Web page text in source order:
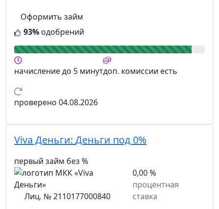
93% одобрений
Оформить займ
начислениедо 5 минутдоп. комиссии есть
проверено 04.08.2026
Viva Деньги: Деньги под 0%
первый займ без %
Лиц. № 2110177000840
0,00 %
процентная
ставка